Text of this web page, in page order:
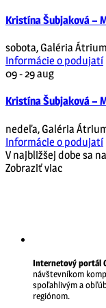
Kristína Šubjaková –
sobota,Galéria Átrium
Informácie o podujatí
09 - 29aug
Kristína Šubjaková –
nedeľa,Galéria
Informácie o podujatí
V najbližšej dobe sa
Zobraziť viac
Internetový portál
návštevníkom
spoľahlivým a
regiónom.